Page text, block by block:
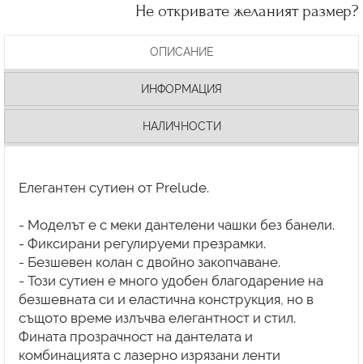
Не откривате желаният размер?
ОПИСАНИЕ
ИНФОРМАЦИЯ
НАЛИЧНОСТИ
Елегантен сутиен от Prelude.
- Моделът е с меки дантелени чашки без банели.
- Фиксирани регулируеми презрамки.
- Безшевен колан с двойно закопчаване.
- Този сутиен е много удобен благодарение на
безшевната си и еластична конструкция, но в
същото време излъчва елегантност и стил.
Фината прозрачност на дантелата и
комбинацията с лазерно изрязани ленти